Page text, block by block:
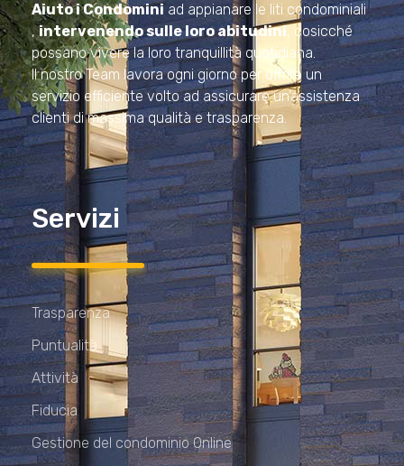
Aiuto i Condominiad appianare le liti condominiali
,intervenendo sulle loro abitudini, cosicché
possano vivere la loro tranquillità quotidiana.
Il nostro Team lavora ogni giorno per offrire un
servizio efficiente volto ad assicurare un’assistenza
clienti di massima qualità e trasparenza.
Servizi
Trasparenza
Puntualità
Attività
Fiducia
Gestione del condominio Online